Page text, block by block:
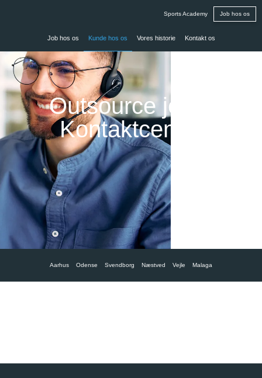
Sports Academy Job hos os
Job hos os Kunde hos os Vores historie Kontakt os
Outsource jeres
Kontaktcenter
Aarhus Odense Svendborg Næstved Vejle Malaga